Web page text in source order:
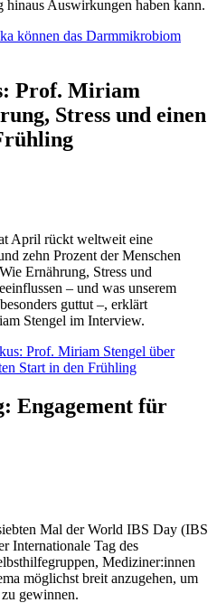
hinaus Auswirkungen haben kann.
können das Darmmikrobiom
Prof. Miriam
Stress und einen
April rückt weltweit eine
zehn Prozent der Menschen
Ernährung, Stress und
– und was unserem
guttut –, erklärt
Stengel im Interview.
Prof. Miriam Stengel über
Start in den Frühling
Engagement für
Mal der World IBS Day (IBS
Internationale Tag des
Mediziner:innen
möglichst breit anzugehen, um
gewinnen.